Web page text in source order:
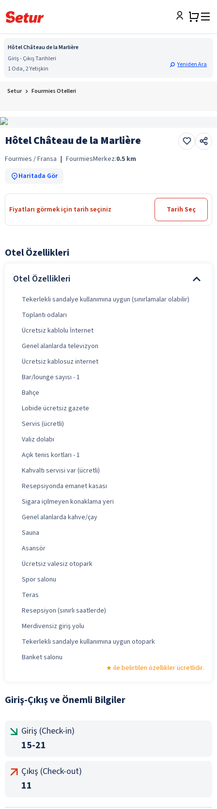
Hôtel Château de la Marlière
Giriş - Çıkış Tarihleri
1 Oda, 2 Yetişkin
Yeniden Ara
Setur Fourmies Otelleri
Hôtel Château de la Marlière
Fourmies / Fransa | FourmiesMerkez:0.5 km
Haritada Gör
Fiyatları görmek için tarih seçiniz Tarih Seç
Otel Özellikleri
Otel Özellikleri
Tekerlekli sandalye kullanımına uygun (sınırlamalar olabilir)
Toplantı odaları
Ücretsiz kablolu İnternet
Genel alanlarda televizyon
Ücretsiz kablosuz internet
Bar/lounge sayısı - 1
Bahçe
Lobide ücretsiz gazete
Servis (ücretli)
Valiz dolabı
Açık tenis kortları - 1
Kahvaltı servisi var (ücretli)
Resepsiyonda emanet kasası
Sigara içilmeyen konaklama yeri
Genel alanlarda kahve/çay
Sauna
Asansör
Ücretsiz valesiz otopark
Spor salonu
Teras
Resepsiyon (sınırlı saatlerde)
Merdivensiz giriş yolu
Tekerlekli sandalye kullanımına uygun otopark
Banket salonu
ile belirtilen özellikler ücretlidir.
Giriş-Çıkış ve Önemli Bilgiler
Giriş (Check-in)
15-21
Çıkış (Check-out)
11